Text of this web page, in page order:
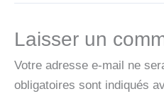
Laisser un
Votre adresse e-mail ne
obligatoires sont indiqués